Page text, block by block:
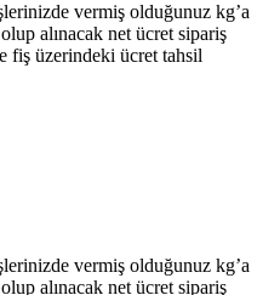
vermiş olduğunuz kg’a
alınacak net ücret sipariş
fiş üzerindeki ücret tahsil
vermiş olduğunuz kg’a
alınacak net ücret sipariş